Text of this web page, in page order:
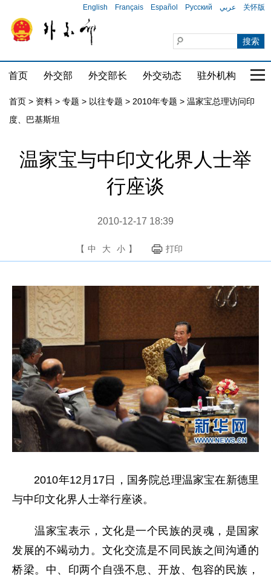
English Français Español Русский عربي 关怀版
首页 外交部 外交部长 外交动态 驻外机构 国
首页 > 资料 > 专题 > 以往专题 > 2010年专题 > 温家宝总理访问印
度、巴基斯坦
温家宝与中印文化界人士举
行座谈
2010-12-17 18:39
【 中 大 小 】 打印
2010年12月17日，国务院总理温家宝在新德里
与中印文化界人士举行座谈。
温家宝表示，文化是一个民族的灵魂，是国家
发展的不竭动力。文化交流是不同民族之间沟通的
桥梁。中、印两个自强不息、开放、包容的民族，